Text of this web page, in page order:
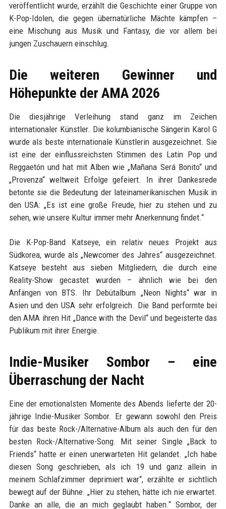
veröffentlicht wurde, erzählt die Geschichte einer Gruppe von
K-Pop-Idolen, die gegen übernatürliche Mächte kämpfen –
eine Mischung aus Musik und Fantasy, die vor allem bei
jungen Zuschauern einschlug.
Die weiteren Gewinner und
Höhepunkte der AMA 2026
Die diesjährige Verleihung stand ganz im Zeichen
internationaler Künstler. Die kolumbianische Sängerin Karol G
wurde als beste internationale Künstlerin ausgezeichnet. Sie
ist eine der einflussreichsten Stimmen des Latin Pop und
Reggaetón und hat mit Alben wie „Mañana Será Bonito“ und
„Provenza“ weltweit Erfolge gefeiert. In ihrer Dankesrede
betonte sie die Bedeutung der lateinamerikanischen Musik in
den USA: „Es ist eine große Freude, hier zu stehen und zu
sehen, wie unsere Kultur immer mehr Anerkennung findet.“
Die K-Pop-Band Katseye, ein relativ neues Projekt aus
Südkorea, wurde als „Newcomer des Jahres“ ausgezeichnet.
Katseye besteht aus sieben Mitgliedern, die durch eine
Reality-Show gecastet wurden – ähnlich wie bei den
Anfängen von BTS. Ihr Debütalbum „Neon Nights“ war in
Asien und den USA sehr erfolgreich. Die Band performte bei
den AMA ihren Hit „Dance with the Devil“ und begeisterte das
Publikum mit ihrer Energie.
Indie-Musiker Sombor – eine
Überraschung der Nacht
Eine der emotionalsten Momente des Abends lieferte der 20-
jährige Indie-Musiker Sombor. Er gewann sowohl den Preis
für das beste Rock-/Alternative-Album als auch den für den
besten Rock-/Alternative-Song. Mit seiner Single „Back to
Friends“ hatte er einen unerwarteten Hit gelandet. „Ich habe
diesen Song geschrieben, als ich 19 und ganz allein in
meinem Schlafzimmer deprimiert war“, erzählte er sichtlich
bewegt auf der Bühne. „Hier zu stehen, hätte ich nie erwartet.
Danke an alle, die an mich geglaubt haben.“ Sombor, der